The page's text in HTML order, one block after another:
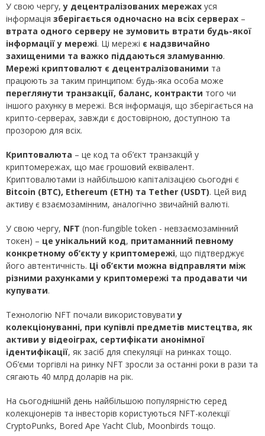
У свою чергу,у децентралізованих мережах уся
інформація зберігається одночасно на всіх серверах –
втрата одного серверу не зумовить втрати будь-якої
інформації у мережі. Ці мережі є надзвичайно
захищеними та важко піддаються зламуванню.
Мережі криптовалют є децентралізованими та
працюють за таким принципом: будь-яка особа може
переглянути транзакції, баланс, контракти того чи
іншого рахунку в мережі. Вся інформація, що зберігається на
крипто-серверах, завжди є достовірною, доступною та
прозорою для всіх.
Криптовалюта – це код та об’єкт транзакцій у
криптомережах, що має грошовий еквівалент.
Криптовалютами із найбільшою капіталізацією сьогодні є
Bitcoin (BTC), Ethereum (ETH) та Tether (USDT). Цей вид
активу є взаємозамінним, аналогічно звичайній валюті.
У свою чергу, NFT (non-fungible token - невзаємозамінний
токен) – це унікальний код, притаманний певному
конкретному об’єкту у криптомережі, що підтверджує
його автентичність. Ці об’єкти можна відправляти між
різними рахунками у криптомережі та продавати чи
купувати.
Технологію NFT почали використовуватиу
колекціонуванні, при купівлі предметів мистецтва, як
активи у відеоіграх, сертифікати анонімної
ідентифікації, як засіб для спекуляції на ринках тощо.
Об’єми торгівлі на ринку NFT зросли за останні роки в рази та
сягають 40 млрд доларів на рік.
На сьогоднішній день найбільшою популярністю серед
колекціонерів та інвесторів користуються NFT-колекції
CryptoPunks, Bored Ape Yacht Club, Moonbirds тощо.